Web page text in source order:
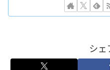
シェ